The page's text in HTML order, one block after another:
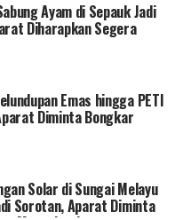
Ayam di Sepauk Jadi
Diharapkan Segera
Emas hingga PETI
Diminta Bongkar
Solar di Sungai Melayu
Sorotan, Aparat Diminta